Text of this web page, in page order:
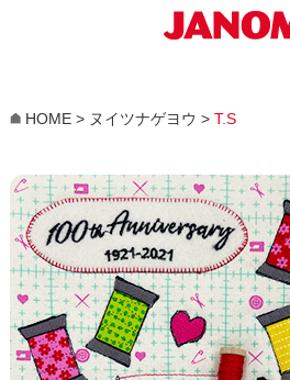
HOME> ヌイツナゲヨウ > T.S